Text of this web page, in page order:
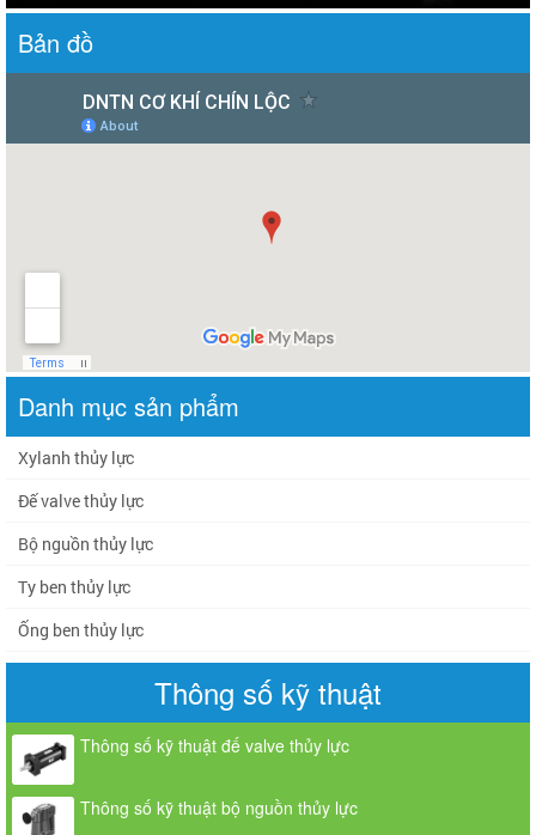
Bản đồ
Danh mục sản phẩm
Xylanh thủy lực
Đế valve thủy lực
Bộ nguồn thủy lực
Ty ben thủy lực
Ống ben thủy lực
Thông số kỹ thuật
Thông số kỹ thuật đế valve thủy lực
Thông số kỹ thuật bộ nguồn thủy lực